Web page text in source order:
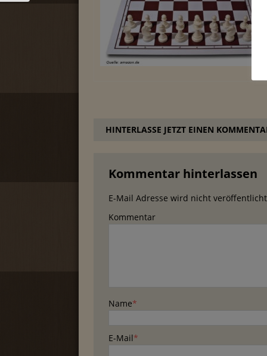
HINTERLASSE JETZT EINEN
Kommentar hinterlassen
E-Mail Adresse wird nicht
Kommentar
Name*
E-Mail*